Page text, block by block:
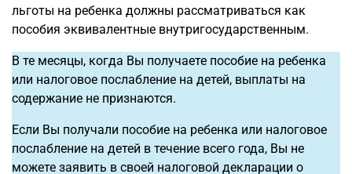
льготы на ребенка должны рассматриваться как
пособия эквивалентные внутригосударственным.
В те месяцы, когда Вы получаете пособие на ребенка
или налоговое послабление на детей, выплаты на
содержание не признаются.
Если Вы получали пособие на ребенка или налоговое
послабление на детей в течение всего года, Вы не
можете заявить в своей налоговой декларации о